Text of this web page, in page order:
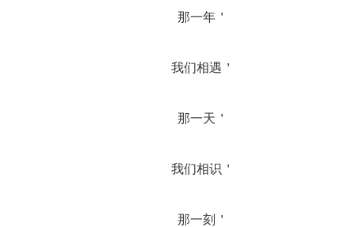
		那一年＇
		我们相遇＇
		那一天＇
		我们相识＇
		那一刻＇